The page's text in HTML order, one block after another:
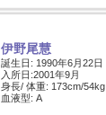
伊野尾慧
誕生日: 1990年6月22日
入所日:2001年9月
身長/ 体重: 173cm/54kg
血液型: A